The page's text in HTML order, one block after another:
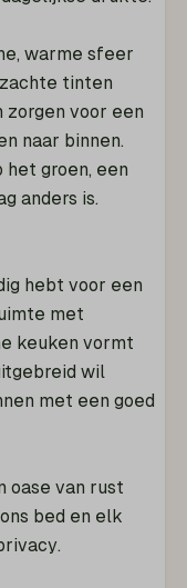
warme sfeer
tinten
zorgen voor een
naar binnen.
groen, een
anders is.
hebt voor een
met
keuken vormt
wil
met een goed
oase van rust
bed en elk